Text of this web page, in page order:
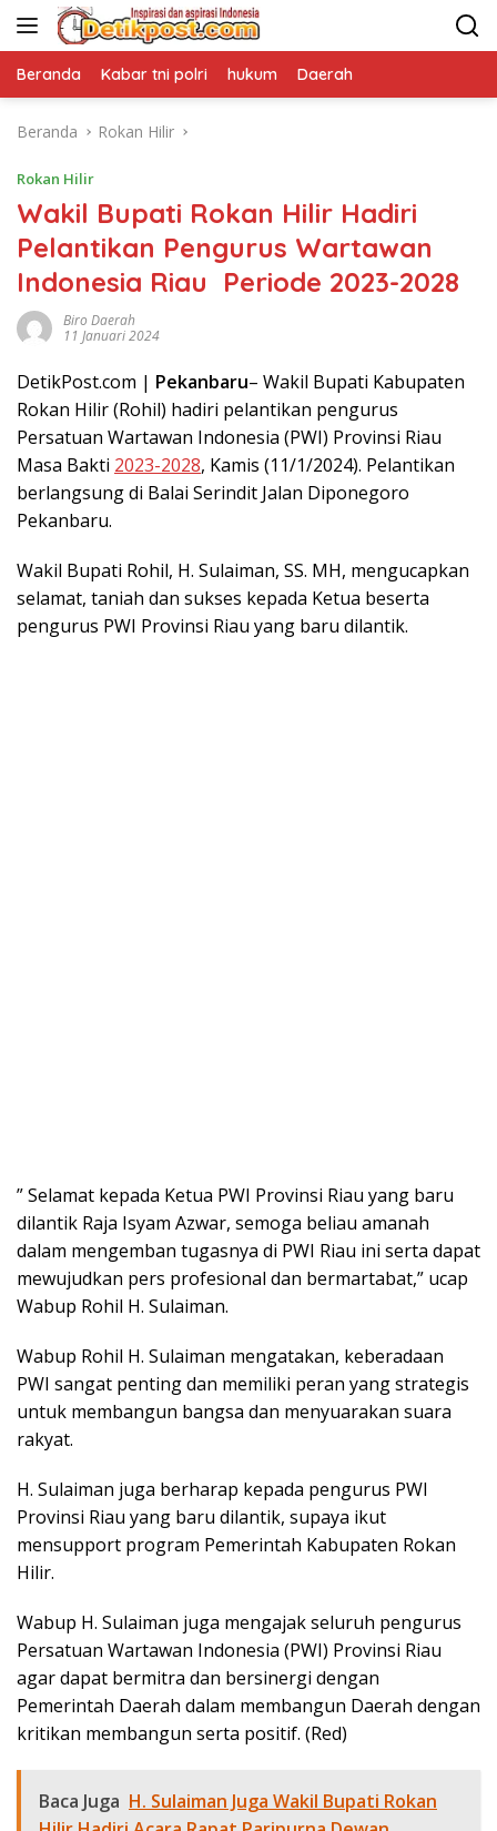
Langsung
Beranda Kabar tni polri hukum Daerah
Beranda Rokan Hilir
Rokan Hilir
Wakil Bupati Rokan Hilir Hadiri
Pelantikan Pengurus Wartawan
Indonesia Riau Periode 2023-2028
Biro Daerah
11 Januari 2024
DetikPost.com | Pekanbaru– Wakil Bupati Kabupaten
Rokan Hilir (Rohil) hadiri pelantikan pengurus
Persatuan Wartawan Indonesia (PWI) Provinsi Riau
Masa Bakti 2023-2028, Kamis (11/1/2024). Pelantikan
berlangsung di Balai Serindit Jalan Diponegoro
Pekanbaru.
Wakil Bupati Rohil, H. Sulaiman, SS. MH, mengucapkan
selamat, taniah dan sukses kepada Ketua beserta
pengurus PWI Provinsi Riau yang baru dilantik.
” Selamat kepada Ketua PWI Provinsi Riau yang baru
dilantik Raja Isyam Azwar, semoga beliau amanah
dalam mengemban tugasnya di PWI Riau ini serta dapat
mewujudkan pers profesional dan bermartabat,” ucap
Wabup Rohil H. Sulaiman.
Wabup Rohil H. Sulaiman mengatakan, keberadaan
PWI sangat penting dan memiliki peran yang strategis
untuk membangun bangsa dan menyuarakan suara
rakyat.
H. Sulaiman juga berharap kepada pengurus PWI
Provinsi Riau yang baru dilantik, supaya ikut
mensupport program Pemerintah Kabupaten Rokan
Hilir.
Wabup H. Sulaiman juga mengajak seluruh pengurus
Persatuan Wartawan Indonesia (PWI) Provinsi Riau
agar dapat bermitra dan bersinergi dengan
Pemerintah Daerah dalam membangun Daerah dengan
kritikan membangun serta positif. (Red)
Baca Juga H. Sulaiman Juga Wakil Bupati Rokan